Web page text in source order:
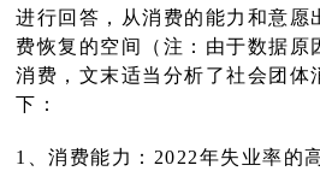
进行回答，从消费的能力和意愿
费恢复的空间（注：由于数据原
消费，文末适当分析了社会团体
下：
1、消费能力：2022年失业率的